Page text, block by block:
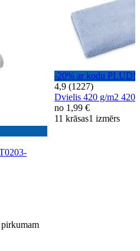
-20% ar kodu
4,9 (1227)
Dvielis 420 g/m2
no 1,99 €
11 krāsas1 izmērs